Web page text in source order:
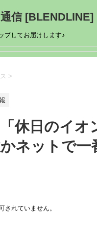
信 [BLENDLINE]
プしてお届けします♪
>
「休日のイ
ネットで